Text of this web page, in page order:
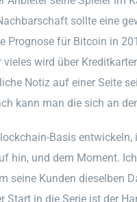
sollte eine
Prognose für Bitcoin in
wird über
Notiz auf einer Seite
kann man die sich an
Basis entwickeln,
hin, und dem Moment.
Kunden dieselben
in die Serie ist der